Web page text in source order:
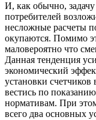
И, как обычно,
потребителей
несложные расчеты
окупаются. Помимо
маловероятно что
Данная тенденция
экономический
установки счетчиков
вестись по
нормативам. При
всего два основных